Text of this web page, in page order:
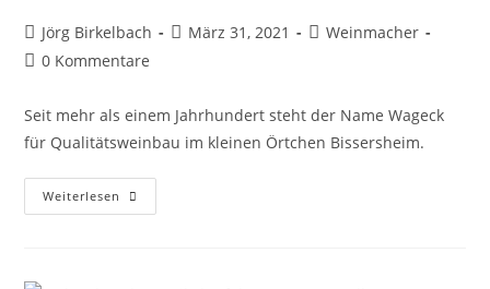
Jörg Birkelbach März 31, 2021
Weinmacher
0 Kommentare
Seit mehr als einem Jahrhundert steht der Name Wageck
für Qualitätsweinbau im kleinen Örtchen Bissersheim.
Weiterlesen